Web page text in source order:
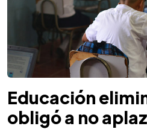
Educación
obligó a no